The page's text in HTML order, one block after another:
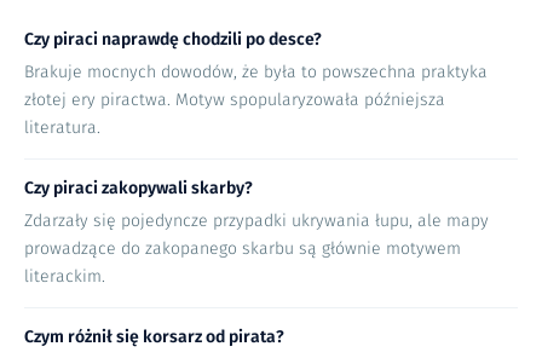
Czy piraci naprawdę chodzili po desce?
Brakuje mocnych dowodów, że była to powszechna praktyka
złotej ery piractwa. Motyw spopularyzowała późniejsza
literatura.
Czy piraci zakopywali skarby?
Zdarzały się pojedyncze przypadki ukrywania łupu, ale mapy
prowadzące do zakopanego skarbu są głównie motywem
literackim.
Czym różnił się korsarz od pirata?